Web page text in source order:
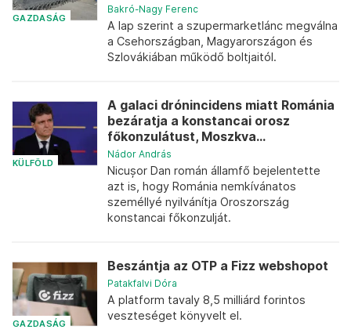
GAZDASÁG
Bakró-Nagy Ferenc
A lap szerint a szupermarketlánc megválna
a Csehországban, Magyarországon és
Szlovákiában működő boltjaitól.
KÜLFÖLD
A galaci drónincidens miatt Románia
bezáratja a konstancai orosz
főkonzulátust, Moszkva...
Nádor András
Nicușor Dan román államfő bejelentette
azt is, hogy Románia nemkívánatos
személlyé nyilvánítja Oroszország
konstancai főkonzulját.
GAZDASÁG
Beszántja az OTP a Fizz webshopot
Patakfalvi Dóra
A platform tavaly 8,5 milliárd forintos
veszteséget könyvelt el.